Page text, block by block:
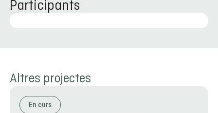
Participants
Altres projectes
En curs